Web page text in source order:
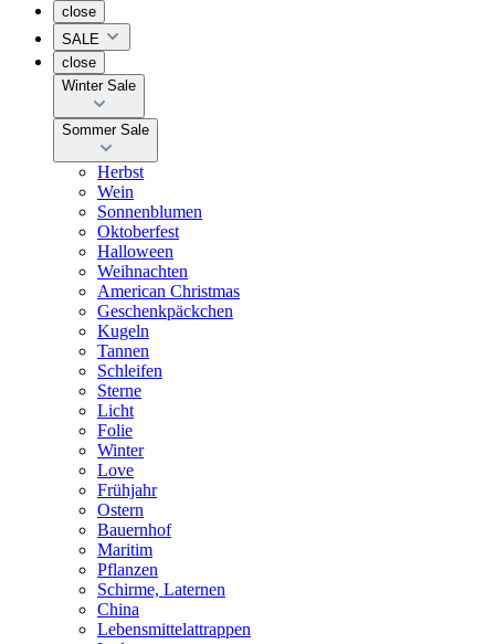
close
SALE
close
Winter Sale
Sommer Sale
Herbst
Wein
Sonnenblumen
Oktoberfest
Halloween
Weihnachten
American Christmas
Geschenkpäckchen
Kugeln
Tannen
Schleifen
Sterne
Licht
Folie
Winter
Love
Frühjahr
Ostern
Bauernhof
Maritim
Pflanzen
Schirme, Laternen
China
Lebensmittelattrappen